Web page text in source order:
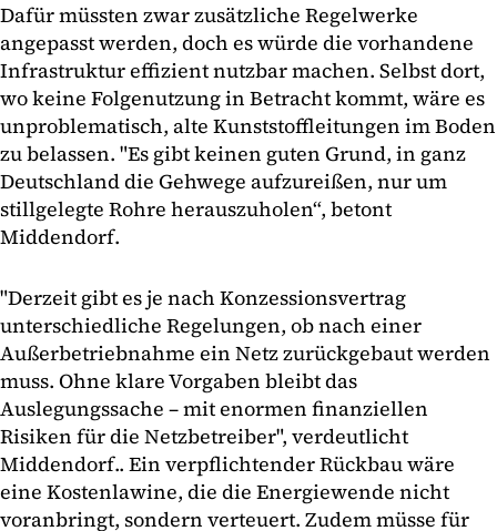
Dafür müssten zwar zusätzliche Regelwerke
angepasst werden, doch es würde die vorhandene
Infrastruktur effizient nutzbar machen. Selbst dort,
wo keine Folgenutzung in Betracht kommt, wäre es
unproblematisch, alte Kunststoffleitungen im Boden
zu belassen. "Es gibt keinen guten Grund, in ganz
Deutschland die Gehwege aufzureißen, nur um
stillgelegte Rohre herauszuholen“, betont
Middendorf.
"Derzeit gibt es je nach Konzessionsvertrag
unterschiedliche Regelungen, ob nach einer
Außerbetriebnahme ein Netz zurückgebaut werden
muss. Ohne klare Vorgaben bleibt das
Auslegungssache – mit enormen finanziellen
Risiken für die Netzbetreiber", verdeutlicht
Middendorf.. Ein verpflichtender Rückbau wäre
eine Kostenlawine, die die Energiewende nicht
voranbringt, sondern verteuert. Zudem müsse für